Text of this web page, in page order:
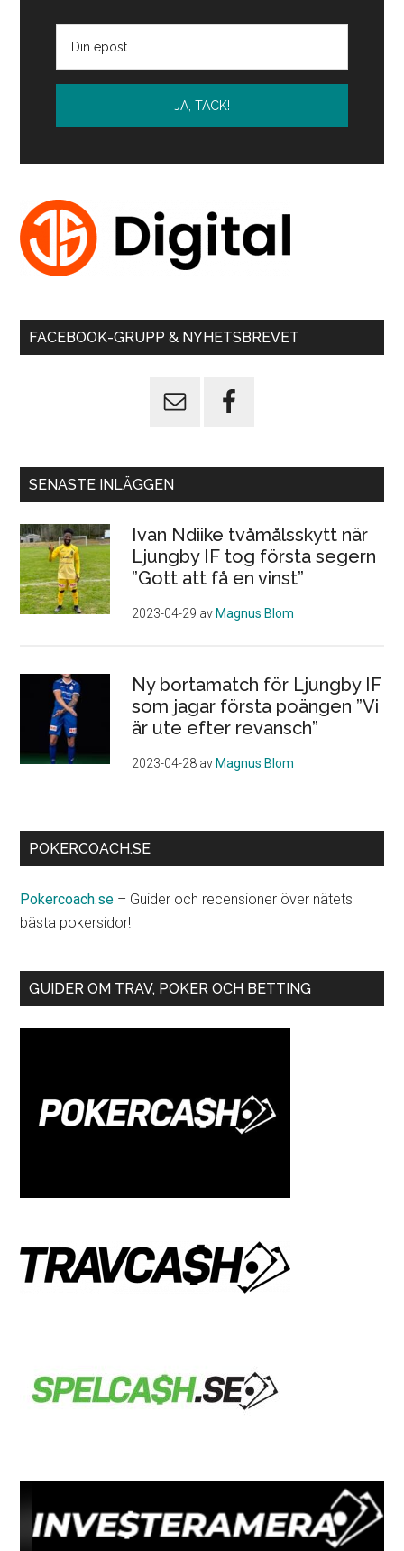
FACEBOOK-GRUPP & NYHETSBREVET
SENASTE INLÄGGEN
Ivan Ndiike tvåmålsskytt när
Ljungby IF tog första segern
”Gott att få en vinst”
2023-04-29 av Magnus Blom
Ny bortamatch för Ljungby IF
som jagar första poängen ”Vi
är ute efter revansch”
2023-04-28 av Magnus Blom
POKERCOACH.SE
Pokercoach.se – Guider och recensioner över nätets
bästa pokersidor!
GUIDER OM TRAV, POKER OCH BETTING